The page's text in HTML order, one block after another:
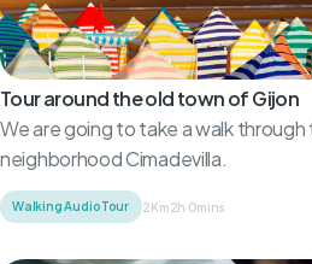
Tour around the old town of Gijon
We are going to take a walk
neighborhood Cimadevilla.
Walking Audio Tour 2Km2h 0mins